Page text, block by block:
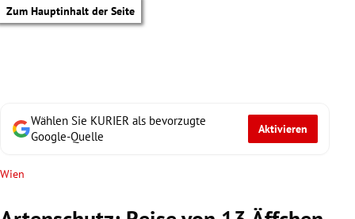
Zum Hauptinhalt der Seite
Wählen Sie KURIER als bevorzugte
Google-Quelle
Aktivieren
Wien